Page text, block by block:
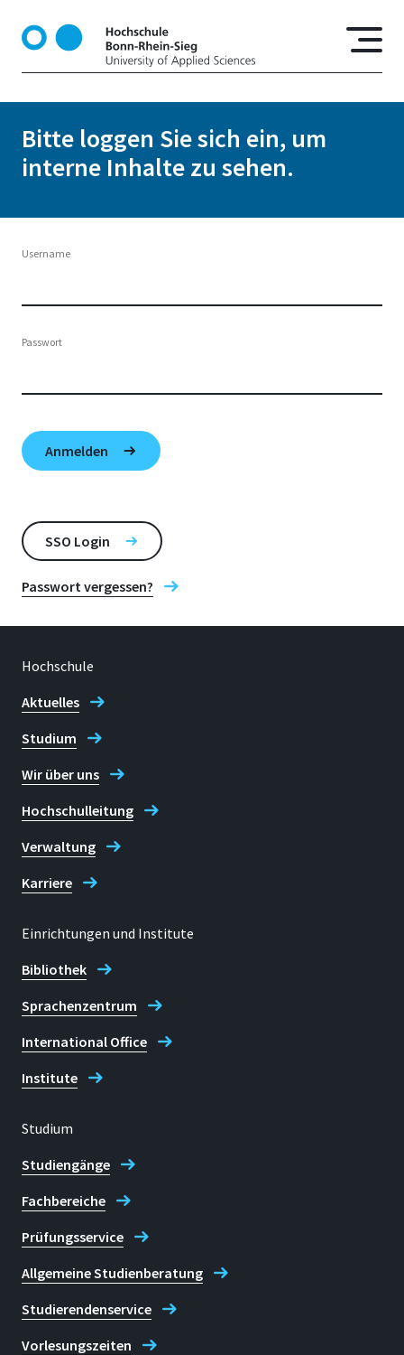
k
Bitte loggen Sie sich ein, um
interne Inhalte zu sehen.
Username
Passwort
SSO Login
Passwort vergessen?
Hochschule
Aktuelles
Studium
Wir über uns
Hochschulleitung
Verwaltung
Karriere
Einrichtungen und Institute
Bibliothek
Sprachenzentrum
International Office
Institute
Studium
Studiengänge
Fachbereiche
Prüfungsservice
Allgemeine Studienberatung
Studierendenservice
Vorlesungszeiten